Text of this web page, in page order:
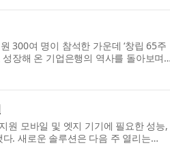
300여 명이 참석한 가운데 ‘창립 65주
장해 온 기업은행의 역사를 돌아보며,
원 모바일 및 엣지 기기에 필요한 성능,
. 새로운 솔루션은 다음 주 열리는